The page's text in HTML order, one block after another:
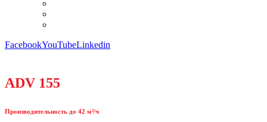
FacebookYouTubeLinkedin
ADV 155
Производительность до 42 м³/ч